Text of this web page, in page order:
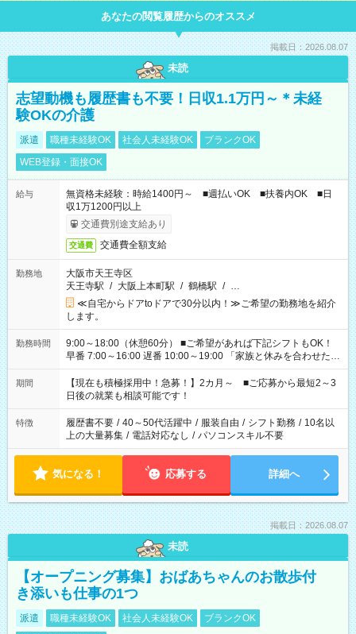
あなたの閲覧履歴からのオススメ
掲載日：2026.08.07
未読
志望動機も履歴書も不要！日収1.1万円～＊未経
験OKの介護
派遣 職種未経験OK 社会人未経験OK
ブランクOK
WEB登録・面接OK
給与
無資格未経験：時給1400円～ ■週払いOK ■扶養内OK ■日
収1万1200円以上
交通費別途支給あり
交通費 交通費全額支給
勤務地
大阪市天王寺区
天王寺駅 / 大阪上本町駅 / 鶴橋駅 / …
≪自宅からドアtoドアで30分以内！≫ご希望の勤務地を紹介
します。
勤務時間
9:00～18:00（休憩60分） ■ご希望があれば下記シフトもOK！
早番 7:00～16:00 遅番 10:00～19:00 「家族と休みを合わせた
い」 「余裕を持って夕飯の準備がしたい」 「できれば残業はし
たくない」 など、ご希望を教えてくださいね。 ※Wワーク希望
の方へ 今ご覧のお仕事で希望する勤務時間と、もう1つのお仕事
の勤務時間。 合計で週40時間を超える場合は応募できません。
期間
【現在も積極採用中！急募！】2カ月～ ■ご応募から最短2～3
日後の就業も相談可能です！
特徴 履歴書不要 / 40～50代活躍中 / 服装自由 / シフト勤務 / 10名以
上の大量募集 / 電話対応なし / パソコンスキル不要
気になる！ 応募する 詳細へ
掲載日：2026.08.07
未読
【オープニング募集】おばあちゃんのお散歩付
き添いも仕事の1つ
派遣 職種未経験OK 社会人未経験OK
ブランクOK